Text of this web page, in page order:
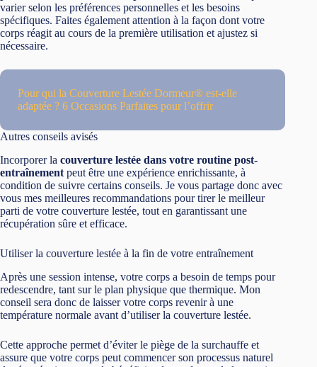
varier selon les préférences personnelles et les besoins
spécifiques. Faites également attention à la façon dont votre
corps réagit au cours de la première utilisation et ajustez si
nécessaire.
Pour qui la Couverture Lestée Dormeur® est-elle
adaptée ? 6 Occasions Parfaites pour l’offrir
Autres conseils avisés
Incorporer la couverture lestée dans votre routine post-
entraînement peut être une expérience enrichissante, à
condition de suivre certains conseils. Je vous partage donc avec
vous mes meilleures recommandations pour tirer le meilleur
parti de votre couverture lestée, tout en garantissant une
récupération sûre et efficace.
Utiliser la couverture lestée à la fin de votre entraînement
Après une session intense, votre corps a besoin de temps pour
redescendre, tant sur le plan physique que thermique. Mon
conseil sera donc de laisser votre corps revenir à une
température normale avant d’utiliser la couverture lestée.
Cette approche permet d’éviter le piège de la surchauffe et
assure que votre corps peut commencer son processus naturel